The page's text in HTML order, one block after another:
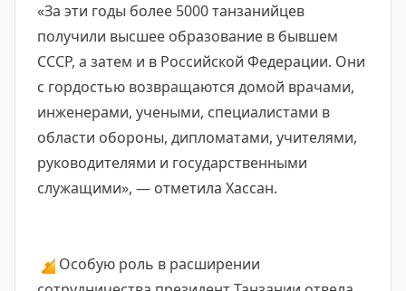
«За эти годы более 5000 танзанийцев
получили высшее образование в бывшем
СССР, а затем и в Российской Федерации. Они
с гордостью возвращаются домой врачами,
инженерами, учеными, специалистами в
области обороны, дипломатами, учителями,
руководителями и государственными
служащими», — отметила Хассан.
🔸 Особую роль в расширении